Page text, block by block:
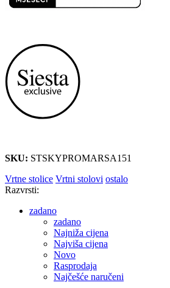
SKU: STSKYPROMARSA151
Vrtne stolice Vrtni stolovi ostalo
Razvrsti:
zadano
zadano
Najniža cijena
Najviša cijena
Novo
Rasprodaja
Najčešće naručeni